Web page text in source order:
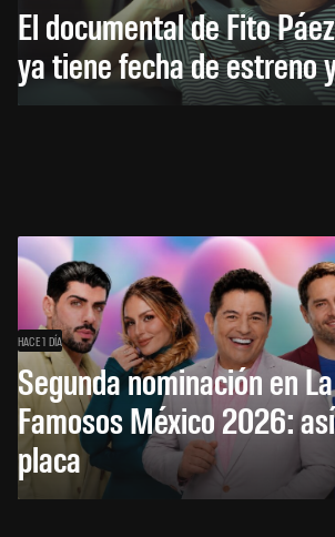
El documental de Fito
ya tiene fecha de estreno
HACE 1 DÍA
Segunda nominación en
Famosos México 2026:
placa